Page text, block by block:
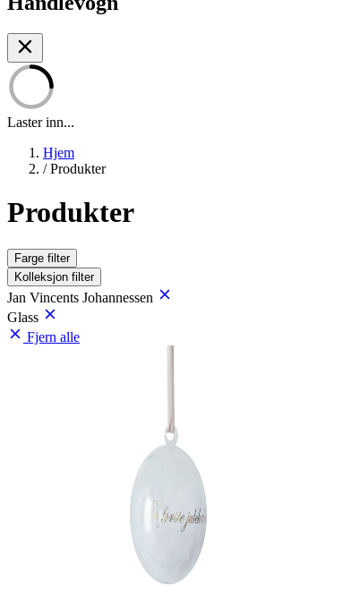
Laster inn...
Hjem
/ Produkter
Produkter
Farge filter
Kolleksjon filter
Jan Vincents Johannessen
Glass
Fjern alle